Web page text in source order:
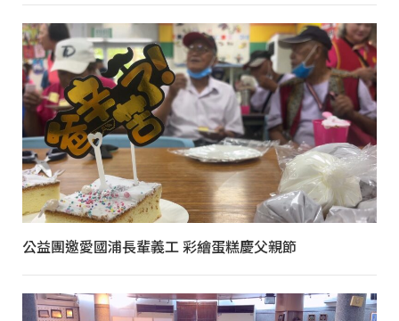
公益團邀愛國浦長輩義工 彩繪蛋糕慶父親節